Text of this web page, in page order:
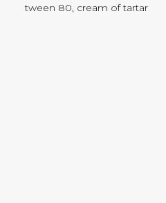
tween 80, cream of tartar